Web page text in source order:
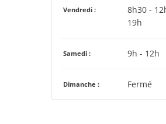
Vendredi :
8h30 -
19h
Samedi : 9h - 12h
Dimanche : Fermé